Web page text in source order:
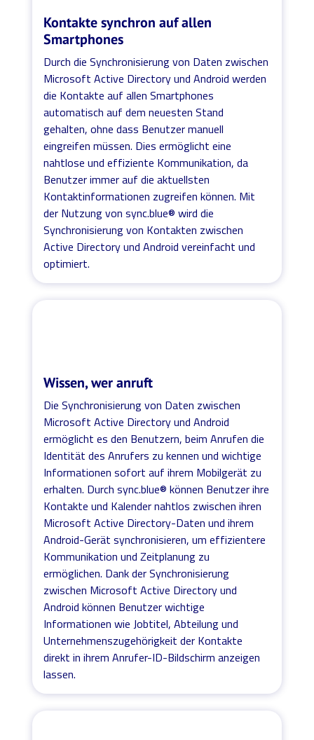
Kontakte synchron auf allen
Smartphones
Durch die Synchronisierung von Daten zwischen
Microsoft Active Directory und Android werden
die Kontakte auf allen Smartphones
automatisch auf dem neuesten Stand
gehalten, ohne dass Benutzer manuell
eingreifen müssen. Dies ermöglicht eine
nahtlose und effiziente Kommunikation, da
Benutzer immer auf die aktuellsten
Kontaktinformationen zugreifen können. Mit
der Nutzung von sync.blue® wird die
Synchronisierung von Kontakten zwischen
Active Directory und Android vereinfacht und
optimiert.
Wissen, wer anruft
Die Synchronisierung von Daten zwischen
Microsoft Active Directory und Android
ermöglicht es den Benutzern, beim Anrufen die
Identität des Anrufers zu kennen und wichtige
Informationen sofort auf ihrem Mobilgerät zu
erhalten. Durch sync.blue® können Benutzer ihre
Kontakte und Kalender nahtlos zwischen ihren
Microsoft Active Directory-Daten und ihrem
Android-Gerät synchronisieren, um effizientere
Kommunikation und Zeitplanung zu
ermöglichen. Dank der Synchronisierung
zwischen Microsoft Active Directory und
Android können Benutzer wichtige
Informationen wie Jobtitel, Abteilung und
Unternehmenszugehörigkeit der Kontakte
direkt in ihrem Anrufer-ID-Bildschirm anzeigen
lassen.